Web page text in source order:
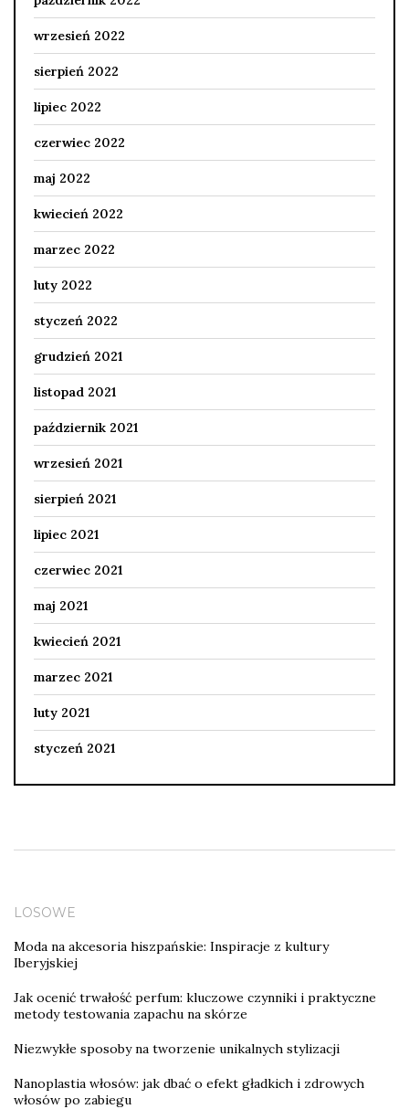
wrzesień 2022
sierpień 2022
lipiec 2022
czerwiec 2022
maj 2022
kwiecień 2022
marzec 2022
luty 2022
styczeń 2022
grudzień 2021
listopad 2021
październik 2021
wrzesień 2021
sierpień 2021
lipiec 2021
czerwiec 2021
maj 2021
kwiecień 2021
marzec 2021
luty 2021
styczeń 2021
LOSOWE
Moda na akcesoria hiszpańskie: Inspiracje z kultury
Iberyjskiej
Jak ocenić trwałość perfum: kluczowe czynniki i praktyczne
metody testowania zapachu na skórze
Niezwykłe sposoby na tworzenie unikalnych stylizacji
Nanoplastia włosów: jak dbać o efekt gładkich i zdrowych
włosów po zabiegu